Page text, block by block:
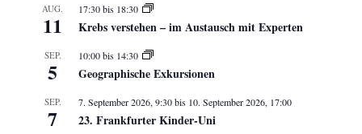
AUG.
11
17:30bis 18:30
Krebs verstehen – im Austausch mit Experten
SEP.
5
10:00bis 14:30
Geographische Exkursionen
SEP.
7
7. September 2026, 9:30bis 10. September 2026, 17:00
23. Frankfurter Kinder-Uni